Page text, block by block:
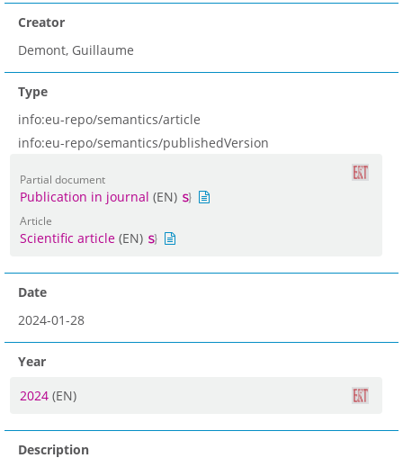
Creator
Demont, Guillaume
Type
info:eu-repo/semantics/article
info:eu-repo/semantics/publishedVersion
Partial document
Publication in journal (EN)
Article
Scientific article (EN)
Date
2024-01-28
Year
2024 (EN)
Description